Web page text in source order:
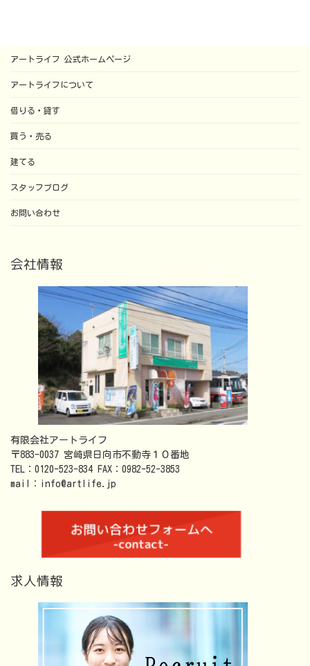
アートライフ 公式ホームページ
アートライフについて
借りる・貸す
買う・売る
建てる
スタッフブログ
お問い合わせ
会社情報
有限会社アートライフ
〒883-0037 宮崎県日向市不動寺１０番地
TEL：0120-523-834 FAX：0982-52-3853
mail：info@artlife.jp
求人情報